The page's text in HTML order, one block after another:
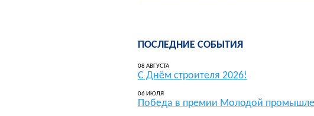
ПОСЛЕДНИЕ СОБЫТИЯ
08 АВГУСТА
С Днём строителя 2026!
06 ИЮЛЯ
Победа в премии Молодой